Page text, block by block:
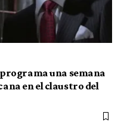
programa una semana
en el claustro del